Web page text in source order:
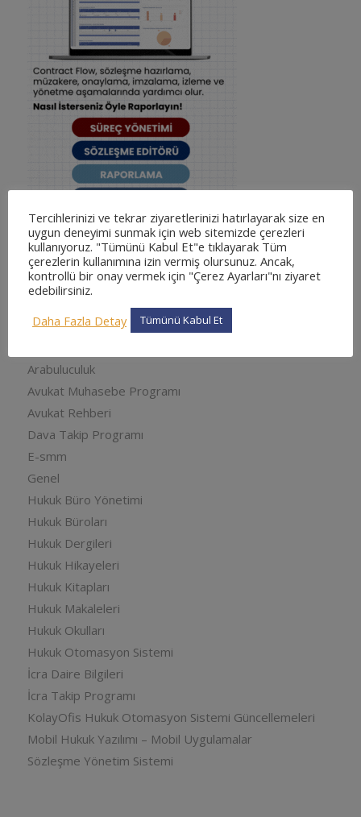
adliyesine nasıl gidilir
Arabuluculuk
Avukat Muhasebe Programı
Avukat Rehberi
Dava Takip Programı
E-smm
Genel
Hukuk Büro Yönetimi
Hukuk Büroları
Hukuk Dergileri
Hukuk Hikayeleri
Hukuk Kitapları
Hukuk Makaleleri
Hukuk Okulları
Hukuk Otomasyon Sistemi
İcra Daire Bilgileri
İcra Takip Programı
KolayOfis Hukuk Otomasyon Sistemi Güncellemeleri
Mobil Hukuk Yazılımı – Mobil Uygulamalar
Sözleşme Yönetim Sistemi
Tercihlerinizi ve tekrar ziyaretlerinizi hatırlayarak size en
uygun deneyimi sunmak için web sitemizde çerezleri
kullanıyoruz. "Tümünü Kabul Et"e tıklayarak Tüm
çerezlerin kullanımına izin vermiş olursunuz. Ancak,
kontrollü bir onay vermek için "Çerez Ayarları"nı ziyaret
edebilirsiniz.
Daha Fazla Detay
Tümünü Kabul Et